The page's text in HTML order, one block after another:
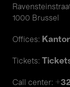
1000 Brussel
Offices:
Tickets:
Call center: